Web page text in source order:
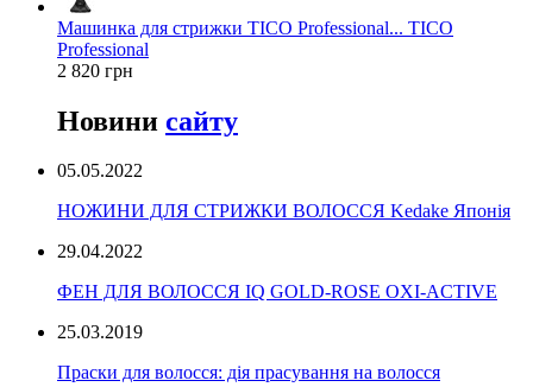
Машинка для стрижки TICO Professional... TICO
Professional
2 820 грн
Новини сайту
05.05.2022
НОЖИНИ ДЛЯ СТРИЖКИ ВОЛОССЯ Kedake Японія
29.04.2022
ФЕН ДЛЯ ВОЛОССЯ IQ GOLD-ROSE OXI-ACTIVE
25.03.2019
Праски для волосся: дія прасування на волосся